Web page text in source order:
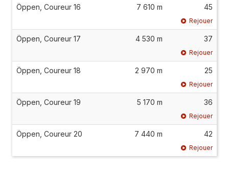
Öppen, Coureur 16 7 610 m 45
Rejouer
Öppen, Coureur 17 4 530 m 37
Rejouer
Öppen, Coureur 18 2 970 m 25
Rejouer
Öppen, Coureur 19 5 170 m 36
Rejouer
Öppen, Coureur 20 7 440 m 42
Rejouer